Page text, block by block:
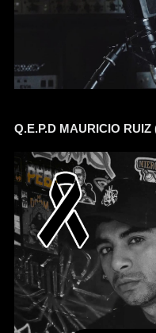
Q.E.P.D MAURICIO RUIZ